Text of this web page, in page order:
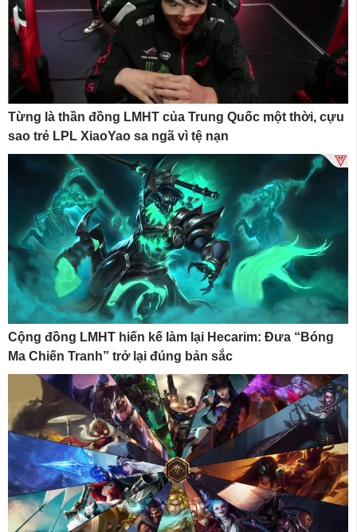
Từng là thần đồng LMHT của Trung Quốc một thời, cựu
sao trẻ LPL XiaoYao sa ngã vì tệ nạn
Cộng đồng LMHT hiến kế làm lại Hecarim: Đưa “Bóng
Ma Chiến Tranh” trở lại đúng bản sắc